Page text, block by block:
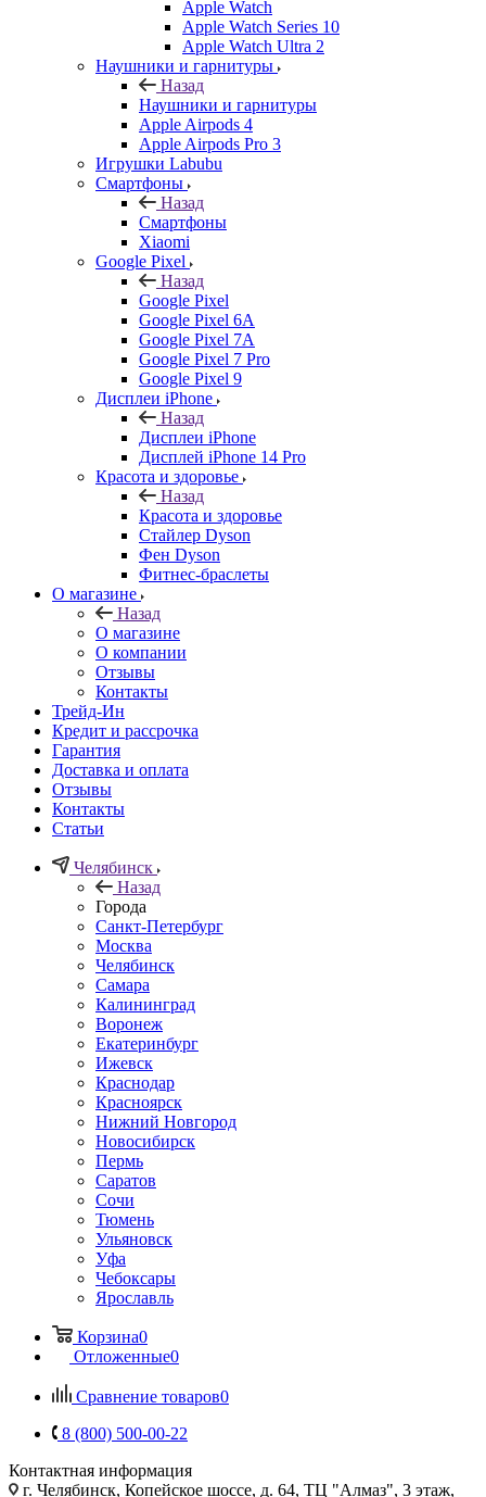
Apple Watch
Apple Watch Series 10
Apple Watch Ultra 2
Наушники и гарнитуры
Назад
Наушники и гарнитуры
Apple Airpods 4
Apple Airpods Pro 3
Игрушки Labubu
Смартфоны
Назад
Смартфоны
Xiaomi
Google Pixel
Назад
Google Pixel
Google Pixel 6A
Google Pixel 7А
Google Pixel 7 Pro
Google Pixel 9
Дисплеи iPhone
Назад
Дисплеи iPhone
Дисплей iPhone 14 Pro
Красота и здоровье
Назад
Красота и здоровье
Стайлер Dyson
Фен Dyson
Фитнес-браслеты
О магазине
Назад
О магазине
О компании
Отзывы
Контакты
Трейд-Ин
Кредит и рассрочка
Гарантия
Доставка и оплата
Отзывы
Контакты
Статьи
Челябинск
Назад
Города
Санкт-Петербург
Москва
Челябинск
Самара
Калининград
Воронеж
Екатеринбург
Ижевск
Краснодар
Красноярск
Нижний Новгород
Новосибирск
Пермь
Саратов
Сочи
Тюмень
Ульяновск
Уфа
Чебоксары
Ярославль
Корзина0
Отложенные0
Сравнение товаров0
8 (800) 500-00-22
Контактная информация
г. Челябинск, Копейское шоссе, д. 64, ТЦ "Алмаз", 3 этаж,